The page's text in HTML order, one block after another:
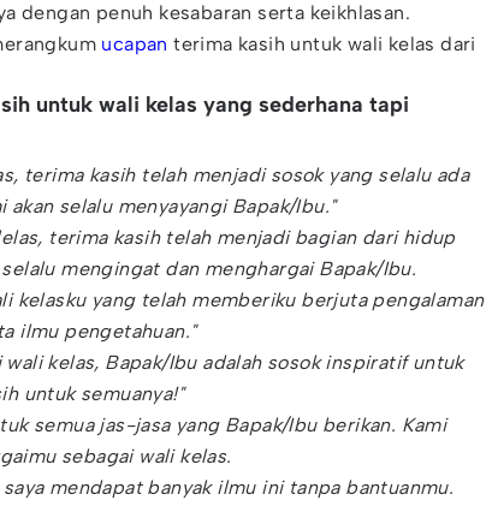
dengan penuh kesabaran serta keikhlasan.
ucapan terima kasih untuk wali kelas dari
untuk wali kelas yang sederhana tapi
terima kasih telah menjadi sosok yang selalu ada
akan selalu menyayangi Bapak/Ibu."
terima kasih telah menjadi bagian dari hidup
selalu mengingat dan menghargai Bapak/Ibu.
kelasku yang telah memberiku berjuta pengalaman
ilmu pengetahuan."
wali kelas, Bapak/Ibu adalah sosok inspiratif untuk
untuk semuanya!"
semua jas-jasa yang Bapak/Ibu berikan. Kami
sebagai wali kelas.
saya mendapat banyak ilmu ini tanpa bantuanmu.